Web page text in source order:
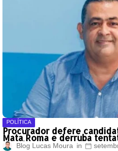
POLÍTICA
Procurador defere
Mata Roma e derruba
oposição
Blog Lucas Moura